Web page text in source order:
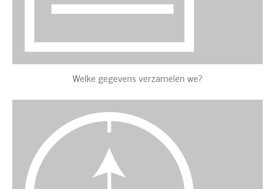
Welke gegevens verzamelen we?